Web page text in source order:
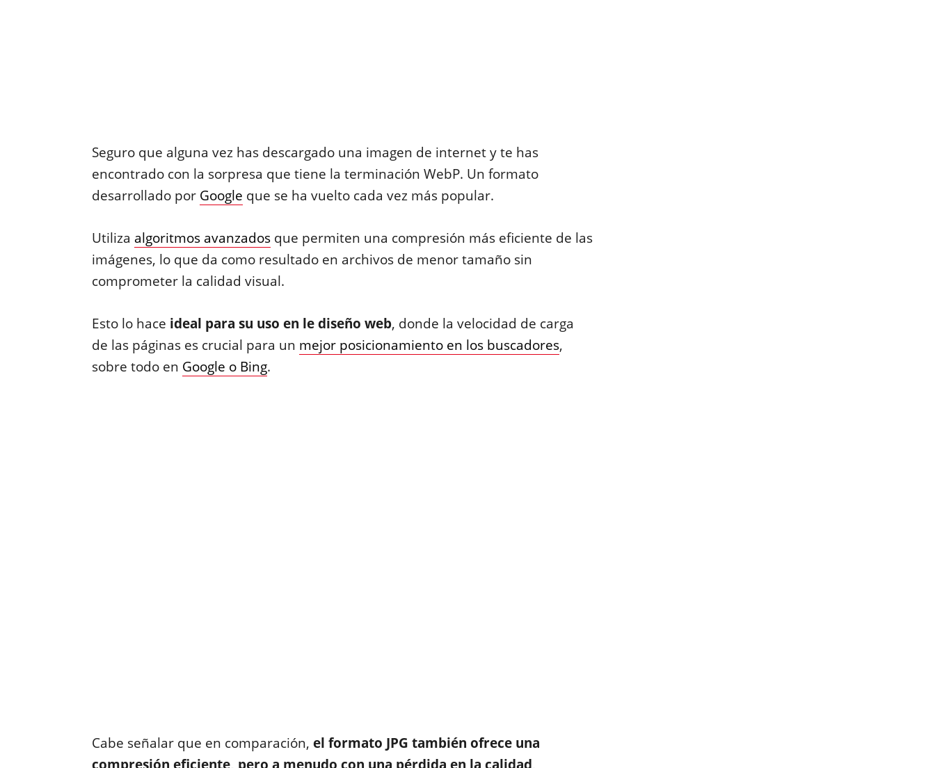
Seguro que alguna vez has descargado una imagen de internet y te has
encontrado con la sorpresa que tiene la terminación WebP. Un formato
desarrollado por Google que se ha vuelto cada vez más popular.
Utiliza algoritmos avanzadosque permiten una compresión más eficiente de las
imágenes, lo que da como resultado en archivos de menor tamaño sin
comprometer la calidad visual.
Esto lo hace ideal para su uso en le diseño web, donde la velocidad de carga
de las páginas es crucial para un mejor posicionamiento en los buscadores,
sobre todo en Google o Bing.
Cabe señalar que en comparación, el formato JPG también ofrece una